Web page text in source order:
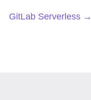
GitLab Serverless →